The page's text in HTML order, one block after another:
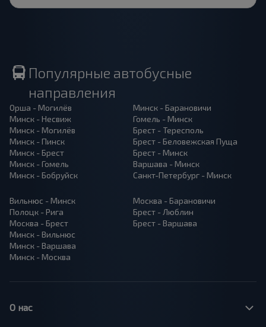
Популярные автобусные
направления
Орша - Могилёв
Минск - Несвиж
Минск - Могилёв
Минск - Пинск
Минск - Брест
Минск - Гомель
Минск - Бобруйск
Минск - Барановичи
Гомель - Минск
Брест - Тересполь
Брест - Беловежская Пуща
Брест - Минск
Варшава - Минск
Санкт-Петербург - Минск
Вильнюс - Минск
Полоцк - Рига
Москва - Брест
Минск - Вильнюс
Минск - Варшава
Минск - Москва
Москва - Барановичи
Брест - Люблин
Брест - Варшава
О нас